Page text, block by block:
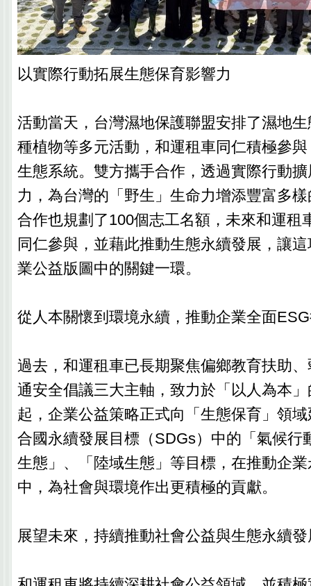
以實際行動拓展生態保育影響力
活動當天，台灣濕地保護聯盟安排了濕地
種植物等多元活動，和運租車同仁積極參
生態系統。雙方攜手合作，透過實際行動
力，為台灣的「野生」生命力增添豐富多
合作也規劃了100個志工名額，未來和運租
同仁參與，並藉此推動生態永續發展，讓
業公益版圖中的關鍵一環。
從人本關懷到環境永續，推動企業全面
過去，和運租車已長期聚焦偏鄉教育扶助
通安全倡議三大主軸，致力於「以人為本
起，企業公益策略正式向「生態保育」領
合國永續發展目標（SDGs）中的「氣候行
生態」、「陸域生態」等目標，在推動企
中，為社會與環境作出更積極的貢獻。
展望未來，持續推動社會公益與生態永續發